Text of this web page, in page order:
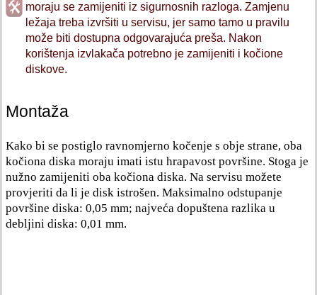
moraju se zamijeniti iz sigurnosnih razloga. Zamjenu
ležaja treba izvršiti u servisu, jer samo tamo u pravilu
može biti dostupna odgovarajuća preša. Nakon
korištenja izvlakača potrebno je zamijeniti i kočione
diskove.
Montaža
Kako bi se postiglo ravnomjerno kočenje s obje strane, oba
kočiona diska moraju imati istu hrapavost površine. Stoga je
nužno zamijeniti oba kočiona diska. Na servisu možete
provjeriti da li je disk istrošen. Maksimalno odstupanje
površine diska: 0,05 mm; najveća dopuštena razlika u
debljini diska: 0,01 mm.